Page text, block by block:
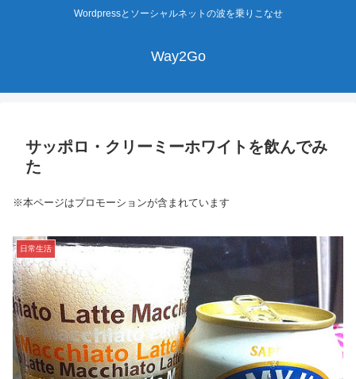
Wordpressとソーシャルネットの波を乗りこなせ
Way2Go
サッポロ・クリーミーホワイトを飲んでみ
た
※本ページはプロモーションが含まれています
日常生活